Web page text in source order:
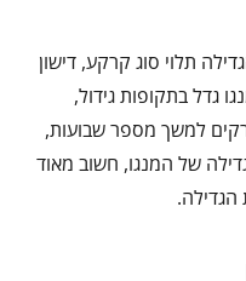
תלוי סוג קרקע, דישון
גדל בתקופות גידול,
למשך מספר שבועות,
של המנגו, חשוב מאוד
הגדילה.